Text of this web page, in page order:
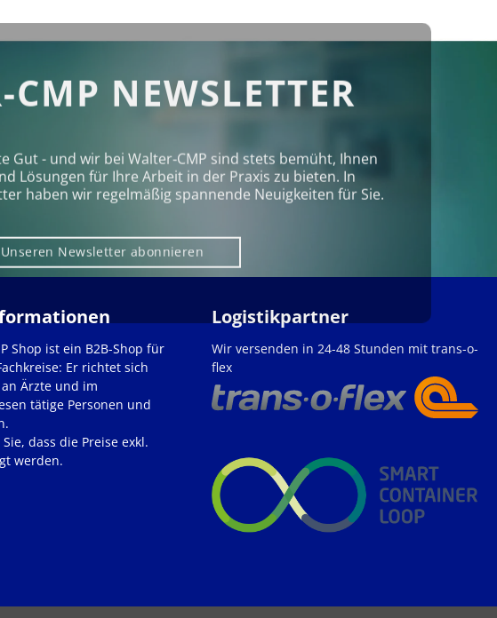
CMP NEWSLETTER
Gut - und wir bei Walter‑CMP sind stets bemüht, Ihnen
Lösungen für Ihre Arbeit in der Praxis zu bieten. In
haben wir regelmäßig spannende Neuigkeiten für Sie.
Unseren Newsletter abonnieren
Shop ist ein B2B-Shop für
Er richtet sich
Ärzte und im
tätige Personen und
dass die Preise exkl.
werden.
Logistikpartner
Wir versenden in 24-48 Stunden mit trans-o-
flex